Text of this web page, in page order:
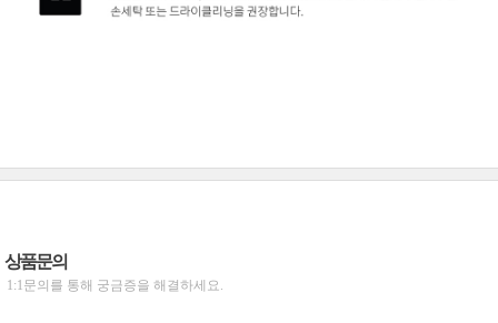
상품문의
1:1문의를 통해 궁금증을 해결하세요.